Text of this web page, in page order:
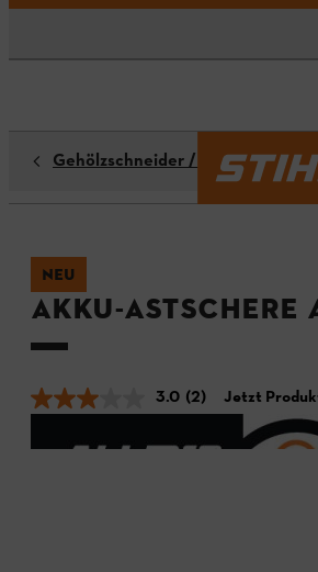
Gehölzschneider / Garten- &
NEU
Akku-Astschere
3.0 (2) Jetzt